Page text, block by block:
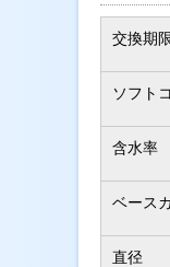
交換期
ソフト
含水率
ベース
直径